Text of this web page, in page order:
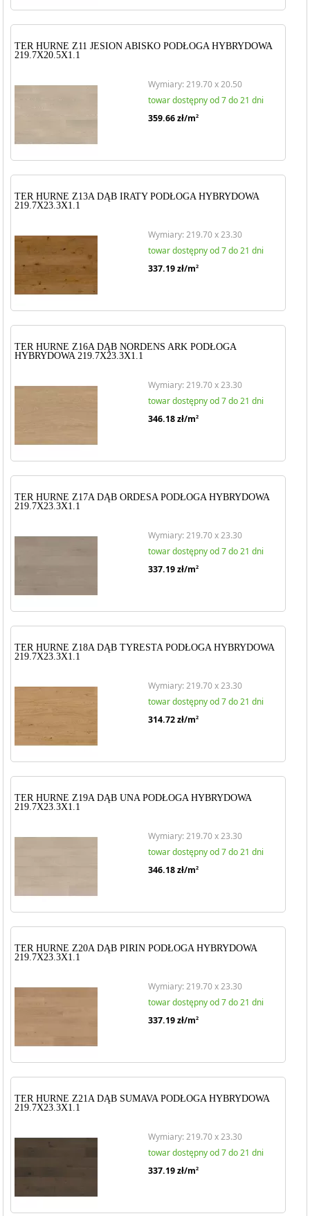
TER HURNE Z11 JESION ABISKO PODŁOGA HYBRYDOWA
219.7X20.5X1.1
Wymiary: 219.70 x 20.50
towar dostępny od 7 do 21 dni
359.66zł/m2
TER HURNE Z13A DĄB IRATY PODŁOGA HYBRYDOWA
219.7X23.3X1.1
Wymiary: 219.70 x 23.30
towar dostępny od 7 do 21 dni
337.19zł/m2
TER HURNE Z16A DĄB NORDENS ARK PODŁOGA
HYBRYDOWA 219.7X23.3X1.1
Wymiary: 219.70 x 23.30
towar dostępny od 7 do 21 dni
346.18zł/m2
TER HURNE Z17A DĄB ORDESA PODŁOGA HYBRYDOWA
219.7X23.3X1.1
Wymiary: 219.70 x 23.30
towar dostępny od 7 do 21 dni
337.19zł/m2
TER HURNE Z18A DĄB TYRESTA PODŁOGA HYBRYDOWA
219.7X23.3X1.1
Wymiary: 219.70 x 23.30
towar dostępny od 7 do 21 dni
314.72zł/m2
TER HURNE Z19A DĄB UNA PODŁOGA HYBRYDOWA
219.7X23.3X1.1
Wymiary: 219.70 x 23.30
towar dostępny od 7 do 21 dni
346.18zł/m2
TER HURNE Z20A DĄB PIRIN PODŁOGA HYBRYDOWA
219.7X23.3X1.1
Wymiary: 219.70 x 23.30
towar dostępny od 7 do 21 dni
337.19zł/m2
TER HURNE Z21A DĄB SUMAVA PODŁOGA HYBRYDOWA
219.7X23.3X1.1
Wymiary: 219.70 x 23.30
towar dostępny od 7 do 21 dni
337.19zł/m2